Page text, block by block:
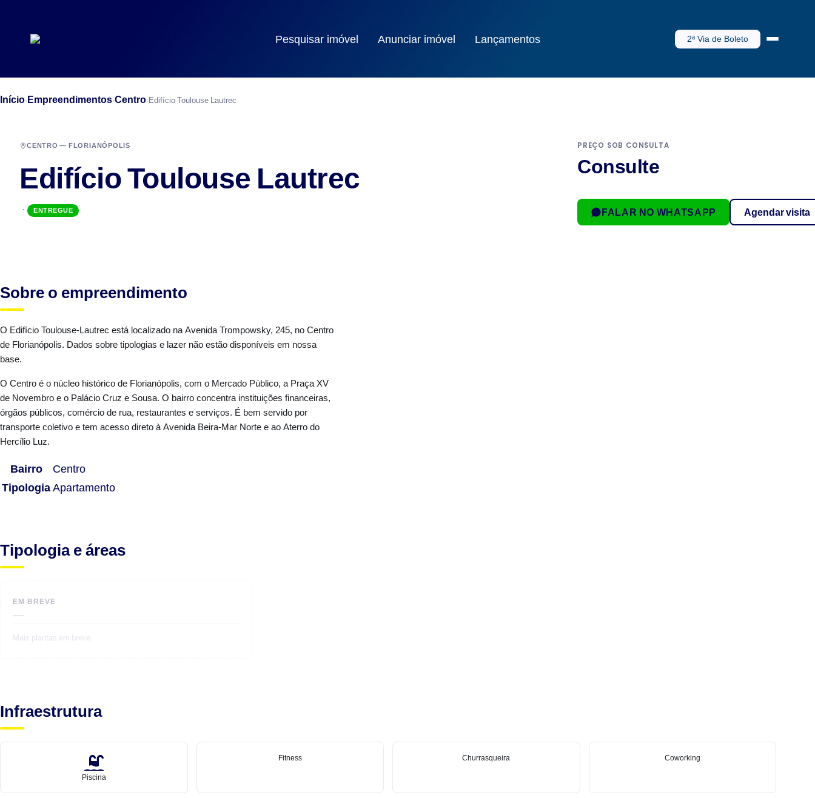
Pesquisar imóvel Anunciar imóvel Lançamentos 2ª Via de Boleto
Início›Empreendimentos›Centro›Edifício Toulouse Lautrec
CENTRO — FLORIANÓPOLIS
Edifício Toulouse Lautrec
· ENTREGUE
PREÇO SOB CONSULTA
Consulte
FALAR NO WHATSAPP Agendar visita
Sobre o empreendimento
O Edifício Toulouse-Lautrec está localizado na Avenida Trompowsky, 245, no Centro
de Florianópolis. Dados sobre tipologias e lazer não estão disponíveis em nossa
base.
O Centro é o núcleo histórico de Florianópolis, com o Mercado Público, a Praça XV
de Novembro e o Palácio Cruz e Sousa. O bairro concentra instituições financeiras,
órgãos públicos, comércio de rua, restaurantes e serviços. É bem servido por
transporte coletivo e tem acesso direto à Avenida Beira-Mar Norte e ao Aterro do
Hercílio Luz.
Bairro
Centro
TipologiaApartamento
Tipologia e áreas
EM BREVE
—
Mais plantas em breve
Infraestrutura
Piscina
Fitness Churrasqueira Coworking